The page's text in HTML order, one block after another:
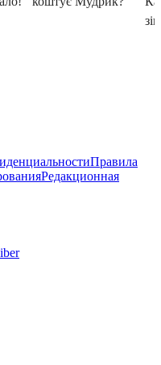
Правила
Редакционная